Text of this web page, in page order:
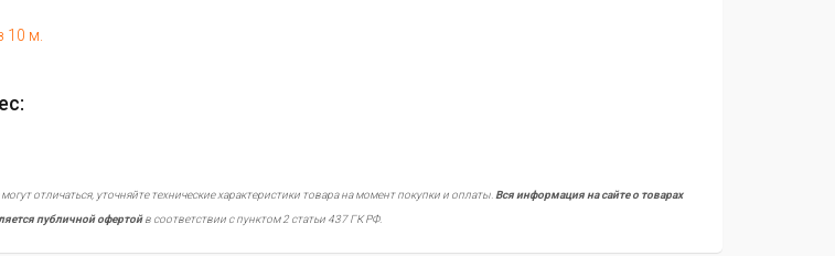
10 м.
отличаться, уточняйте технические характеристики товара на момент покупки и оплаты.Вся информация на сайте о товарах
публичной офертойв соответствии с пунктом 2 статьи 437 ГК РФ.